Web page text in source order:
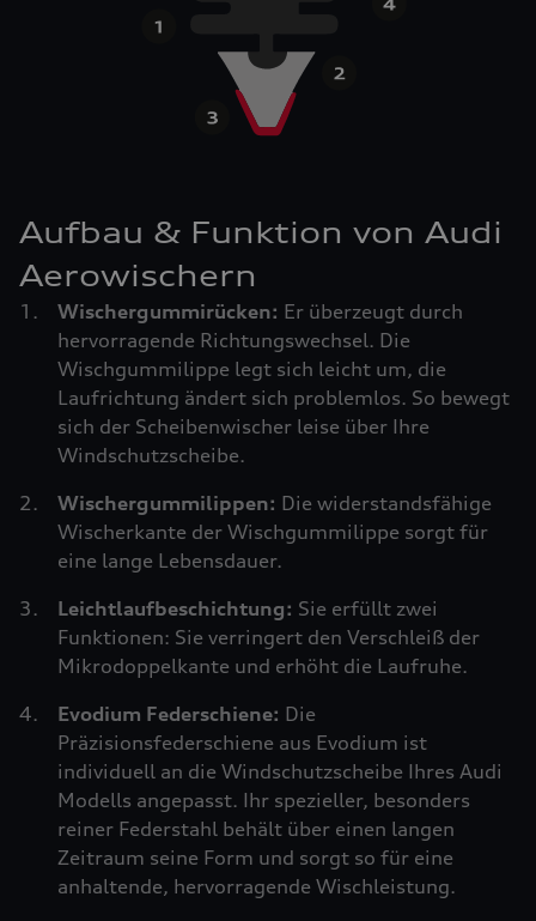
Aufbau & Funktion von Audi
Aerowischern
Wischergummirücken: Er überzeugt durch
hervorragende Richtungswechsel. Die
Wischgummilippe legt sich leicht um, die
Laufrichtung ändert sich problemlos. So bewegt
sich der Scheibenwischer leise über Ihre
Windschutzscheibe.
Wischergummilippen: Die widerstandsfähige
Wischerkante der Wischgummilippe sorgt für
eine lange Lebensdauer.
Leichtlaufbeschichtung: Sie erfüllt zwei
Funktionen: Sie verringert den Verschleiß der
Mikrodoppelkante und erhöht die Laufruhe.
Evodium Federschiene: Die
Präzisionsfederschiene aus Evodium ist
individuell an die Windschutzscheibe Ihres Audi
Modells angepasst. Ihr spezieller, besonders
reiner Federstahl behält über einen langen
Zeitraum seine Form und sorgt so für eine
anhaltende, hervorragende Wischleistung.